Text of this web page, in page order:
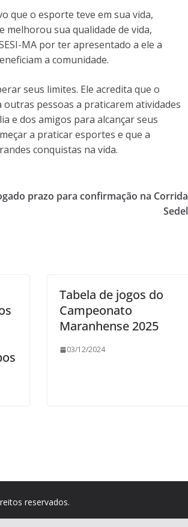
que o esporte teve em sua vida,
melhorou sua qualidade de vida,
MA por ter apresentado a ele a
a comunidade.
seus limites. Ele acredita que o
pessoas a praticarem atividades
e dos amigos para alcançar seus
a praticar esportes e que a
conquistas na vida.
prazo para confirmação na Corrida
Sedel
Tabela de jogos do
Campeonato
Maranhense 2025
03/12/2024
reservados.